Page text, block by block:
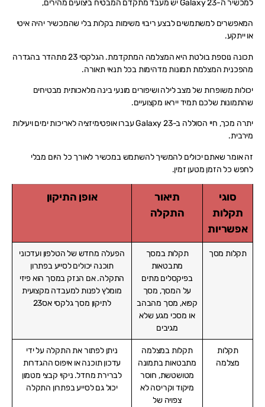
למכשיר ה-Galaxy 23 יש מעבד מתקדם המבטיח ביצועים מהירים,
המאפשרים למשתמשים לבצע ריבוי משימות בקלות בלי שהמכשיר יהיה איטי
או ייתקע.
תכונה נוספת בולטת היא המצלמה המתקדמת. הגלקסי 23 מתהדר בהגדרה
מהפכנית המצלמת תמונות מדהימות בכל תנאי תאורה.
יכולות משופרות של מצב לילה ושיפורים מונעי בינה מלאכותית מבטיחים
שהתמונות שלכם תמיד ייראו מקצועיים.
יתרה מכך, חיי הסוללה ב-Galaxy 23 עברו אופטימיזציה לאריכות ימים ויעילות
מירבית.
זה אומר שאתם יכולים להמשיך להשתמש במכשיר לאורך כל היום מבלי
לחפש כל הזמן מטען זמין.
סוגי
תקלות
אפשריות
תיאור
התקלה
אופן התיקון
תקלות מסך
תקלות במסך
מתבטאות
בפיקסלים מתים
על המסך, מסך
קפוא, מסך מהבהב
או מסכי מגע שלא
מגיבים
הפעלה מחדש של הטלפון ועדכוני
תוכנה יכולים לסייע בפתרון
התקלה. אם הנזק במסך הוא פיזי
מומלץ לפנות למעבדה מקצועית
לתיקון מסך גלקסי אס23
תקלות
מצלמה
תקלות במצלמה
מתבטאות בתמונה
מטושטשת, חוסר
מיקוד וקריסה לא
צפויה של
ניתן לפתור את התקלה על ידי
עדכון תוכנה או איפוס ההגדרות
לברירת מחדל. ניקוי קבצי מטמון
יכול גם לסייע בפתרון התקלה